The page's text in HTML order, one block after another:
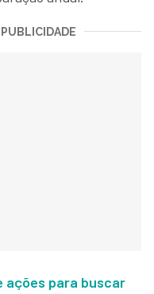
ações para buscar